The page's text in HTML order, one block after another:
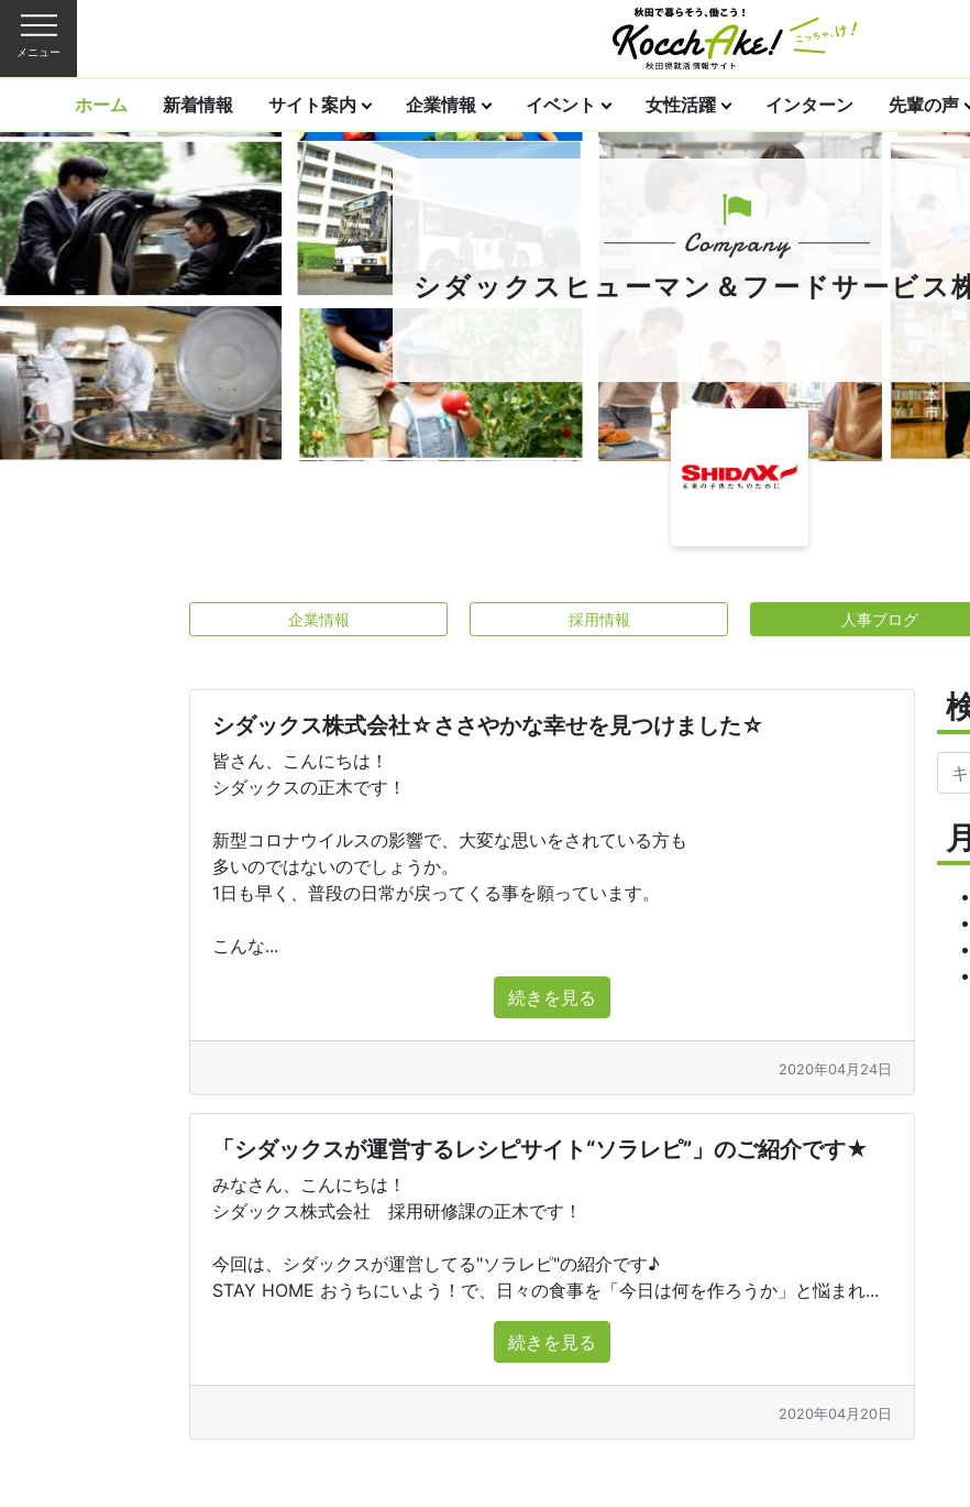
メニュー
ホーム 新着情報 サイト案内 企業情報 イベント 女性活躍 インターン 先輩の声
シダックスヒューマン＆フードサービス
企業情報 採用情報 人事ブログ
シダックス株式会社☆ささやかな幸せを見つけました☆
皆さん、こんにちは！
シダックスの正木です！
新型コロナウイルスの影響で、大変な思いをされている方も
多いのではないのでしょうか。
1日も早く、普段の日常が戻ってくる事を願っています。
こんな...
続きを見る
2020年04月24日
「シダックスが運営するレシピサイト“ソラレピ”」のご紹介です★
みなさん、こんにちは！
シダックス株式会社 採用研修課の正木です！
今回は、シダックスが運営してる"ソラレピ"の紹介です♪
STAY HOME おうちにいよう！で、日々の食事を「今日は何を作ろうか」と悩まれ...
続きを見る
2020年04月20日